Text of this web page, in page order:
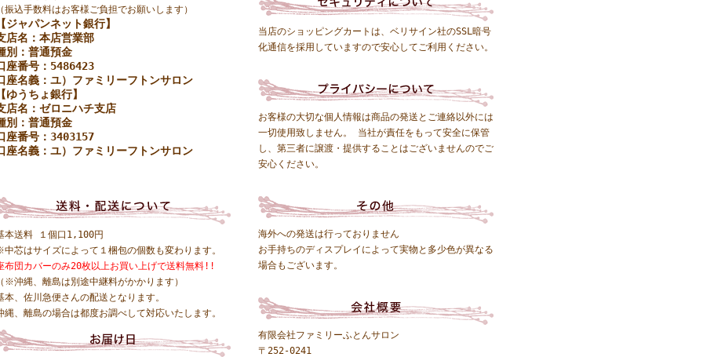
振込手数料はお客様ご負担でお願いします）
ジャパンネット銀行】
店名：本店営業部
別：普通預金
座番号：5486423
座名義：ユ）ファミリーフトンサロン
ゆうちょ銀行】
店名：ゼロニハチ支店
別：普通預金
座番号：3403157
座名義：ユ）ファミリーフトンサロン
本送料 １個口1,100円
芯はサイズによって１梱包の個数も変わります。
布団カバーのみ20枚以上お買い上げで送料無料!!
※沖縄、離島は別途中継料がかかります）
本、佐川急便さんの配送となります。
縄、離島の場合は都度お調べして対応いたします。
当店のショッピングカートは、ベリサイン社のSSL暗号
化通信を採用していますので安心してご利用ください。
お客様の大切な個人情報は商品の発送とご連絡以外には
一切使用致しません。 当社が責任をもって安全に保管
し、第三者に譲渡・提供することはございませんのでご
安心ください。
海外への発送は行っておりません
お手持ちのディスプレイによって実物と多少色が異なる
場合もございます。
有限会社ファミリーふとんサロン
〒252-0241